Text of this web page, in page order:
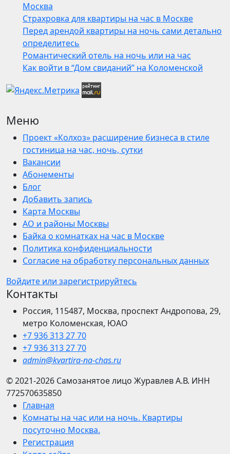
Москва
Страхровка для квартиры на час в Москве
Перед арендой квартиры на ночь сами детально
определитесь
Романтический отель на ночь или на час
Как войти в “Дом свиданий” на Коломенской
Меню
Проект «Колхоз» расширение бизнеса в стиле
гостиница на час, ночь, сутки
Вакансии
Абонементы
Блог
Добавить запись
Карта Москвы
АО и районы Москвы
Байка о комнатках на час в Москве
Политика конфиденциальности
Согласие на обработку персональных данных
Войдите или зарегистрируйтесь
Контакты
Россия, 115487, Москва, проспект Андропова, 29,
метро Коломенская, ЮАО
+7 936 313 27 70
+7 936 313 27 70
admin@kvartira-na-chas.ru
© 2021-2026 Самозанятое лицо Журавлев А.В. ИНН
772570635850
Главная
Комнаты на час или на ночь. Квартиры
посуточно Москва.
Регистрация